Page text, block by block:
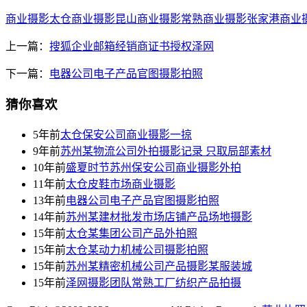
商业摄影太仓商业摄影昆山商业摄影常熟商业摄影张家港商业
上一篇： 搜狐企业邮箱经销商证书授权泽网
下一篇： 电器公司电子产品官图摄影拍照
猜你喜欢
5年前太仓保安公司商业摄影一掠
9年前苏州某物流公司外拍摄影记录 只取局部素材
10年前盛夏时节苏州保安公司商业摄影外拍
11年前太仓皮鞋市场商业摄影
13年前电器公司电子产品官图摄影拍照
14年前苏州某建材批发市场店铺产品场地摄影
15年前太仓某集团公司产品外拍照
15年前太仓某动力机械公司摄影拍照
15年前苏州某精密机械公司产品摄影某服装城
15年前泽网摄影团队常熟工厂纺织产品拍摄